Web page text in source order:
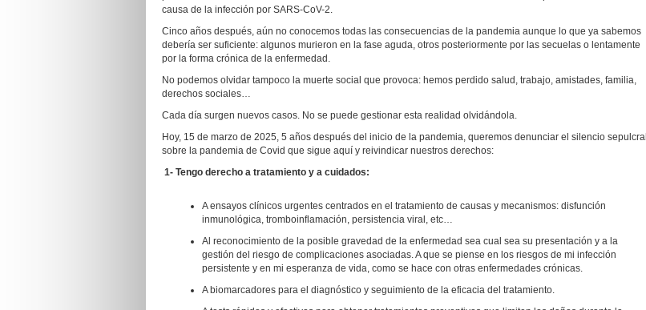
causa de la infección por SARS-CoV-2.
Cinco años después, aún no conocemos todas las consecuencias de la pandemia aunque lo que ya sabemos
debería ser suficiente: algunos murieron en la fase aguda, otros posteriormente por las secuelas o lentamente
por la forma crónica de la enfermedad.
No podemos olvidar tampoco la muerte social que provoca: hemos perdido salud, trabajo, amistades, familia,
derechos sociales…
Cada día surgen nuevos casos. No se puede gestionar esta realidad olvidándola.
Hoy, 15 de marzo de 2025, 5 años después del inicio de la pandemia, queremos denunciar el silencio sepulcral
sobre la pandemia de Covid que sigue aquí y reivindicar nuestros derechos:
1- Tengo derecho a tratamiento y a cuidados:
A ensayos clínicos urgentes centrados en el tratamiento de causas y mecanismos: disfunción
inmunológica, tromboinflamación, persistencia viral, etc…
Al reconocimiento de la posible gravedad de la enfermedad sea cual sea su presentación y a la
gestión del riesgo de complicaciones asociadas. A que se piense en los riesgos de mi infección
persistente y en mi esperanza de vida, como se hace con otras enfermedades crónicas.
A biomarcadores para el diagnóstico y seguimiento de la eficacia del tratamiento.